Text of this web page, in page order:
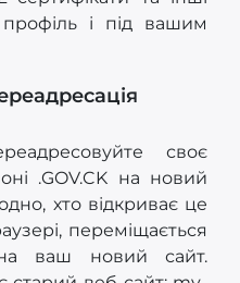
і під вашим
своє
.GOV.CK на новий
хто відкриває це
переміщається
ваш новий сайт.